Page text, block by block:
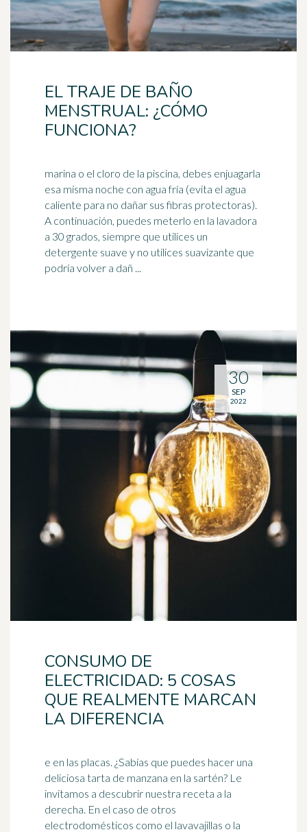
EL TRAJE DE BAÑO
MENSTRUAL: ¿CÓMO
FUNCIONA?
marina o el cloro de la piscina, debes enjuagarla
esa misma noche con agua fría (evita el agua
caliente para no dañar sus fibras protectoras).
A continuación, puedes meterlo en la lavadora
a 30 grados, siempre que utilices un
detergente suave y no utilices suavizante que
podría volver a dañ ...
CONSUMO DE
ELECTRICIDAD: 5 COSAS
QUE REALMENTE MARCAN
LA DIFERENCIA
e en las placas. ¿Sabías que puedes hacer una
deliciosa tarta de manzana en la sartén? Le
invitamos a descubrir nuestra receta a la
derecha. En el caso de otros
electrodomésticos como el lavavajillas o la
30
SEP
2022